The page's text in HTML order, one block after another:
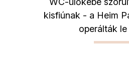
kisfiúnak - a Heim
operálták le